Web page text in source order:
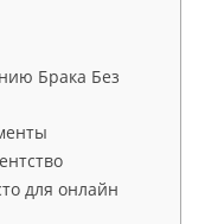
Брака Без
для онлайн